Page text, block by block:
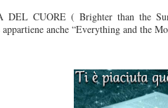
CUORE ( Brighter than the
appartiene anche “Everything and the